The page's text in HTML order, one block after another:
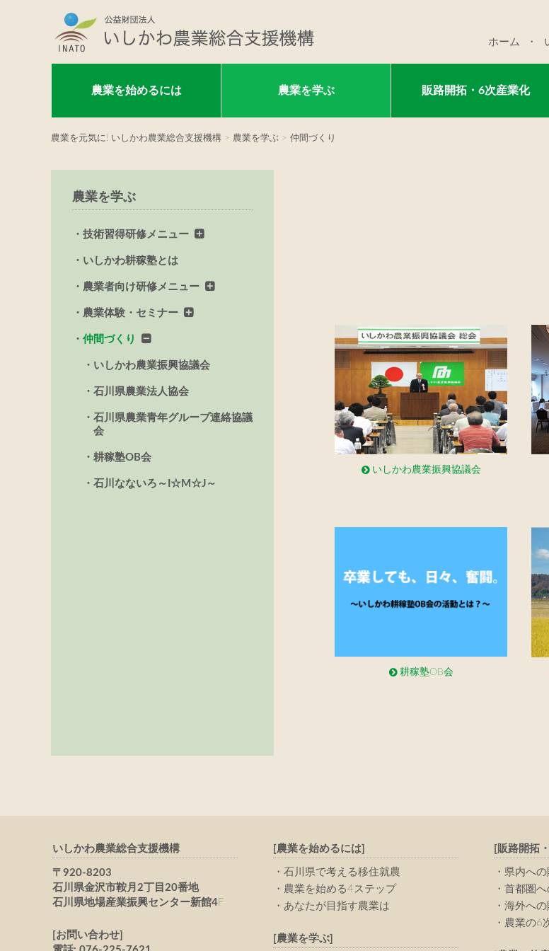
ホーム
農業を始めるには 農業を学ぶ 販路開拓・6次産業化
農業を元気に! いしかわ農業総合支援機構 > 農業を学ぶ > 仲間づくり
いしかわ農業振興協議会
耕稼塾OB会
農業を学ぶ
技術習得研修メニュー
いしかわ耕稼塾とは
農業者向け研修メニュー
農業体験・セミナー
仲間づくり
いしかわ農業振興協議会
石川県農業法人協会
石川県農業青年グループ連絡協議
会
耕稼塾OB会
石川なないろ～I☆M☆J～
いしかわ農業総合支援機構
〒920-8203
石川県金沢市鞍月2丁目20番地
石川県地場産業振興センター新館4F
[お問い合わせ]
[農業を始めるには]
石川県で考える移住就農
農業を始める4ステップ
あなたが目指す農業は
[農業を学ぶ]
[販路開拓
県内へ
首都圏
海外への
農業の6